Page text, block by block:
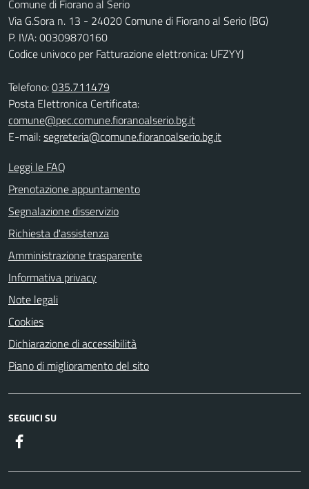
Comune di Fiorano al Serio
Via G.Sora n. 13 - 24020 Comune di Fiorano al Serio (BG)
P. IVA: 00309870160
Codice univoco per Fatturazione elettronica: UFZYYJ
Telefono:035.711479
Posta Elettronica Certificata:
comune@pec.comune.fioranoalserio.bg.it
E-mail:segreteria@comune.fioranoalserio.bg.it
Leggi le FAQ
Prenotazione appuntamento
Segnalazione disservizio
Richiesta d'assistenza
Amministrazione trasparente
Informativa privacy
Note legali
Cookies
Dichiarazione di accessibilità
Piano di miglioramento del sito
SEGUICI SU